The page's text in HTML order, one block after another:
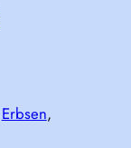
Erbsen